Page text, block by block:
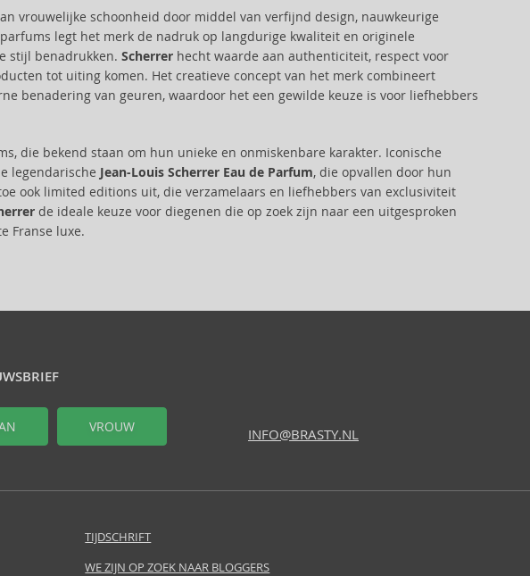
vrouwelijke schoonheid door middel van verfijnd design, nauwkeurige
legt het merk de nadruk op langdurige kwaliteit en originele
stijl benadrukken. Scherrerhecht waarde aan authenticiteit, respect voor
tot uiting komen. Het creatieve concept van het merk combineert
benadering van geuren, waardoor het een gewilde keuze is voor liefhebbers
die bekend staan om hun unieke en onmiskenbare karakter. Iconische
legendarische Jean-Louis Scherrer Eau de Parfum, die opvallen door hun
ook limited editions uit, die verzamelaars en liefhebbers van exclusiviteit
de ideale keuze voor diegenen die op zoek zijn naar een uitgesproken
Franse luxe.
VROUW INFO@BRASTY.NL
TIJDSCHRIFT
WE ZIJN OP ZOEK NAAR BLOGGERS